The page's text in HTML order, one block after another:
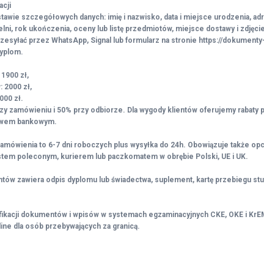
szczegółowych danych: imię i nazwisko, data i miejsce urodzenia,
rok ukończenia, oceny lub listę przedmiotów, miejsce dostawy i
przez WhatsApp, Signal lub formularz na stronie https://dokumenty-
zł,
2000 zł,
zł.
zamówieniu i 50% przy odbiorze. Dla wygody klientów oferujemy rabaty
bankowym.
to 6-7 dni roboczych plus wysyłka do 24h. Obowiązuje także
poleconym, kurierem lub paczkomatem w obrębie Polski, UE i UK.
zawiera odpis dyplomu lub świadectwa, suplement, kartę przebiegu
dokumentów i wpisów w systemach egzaminacyjnych CKE, OKE i
dla osób przebywających za granicą.